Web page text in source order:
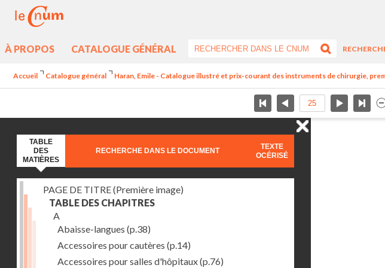
À PROPOS CATALOGUE GÉNÉRAL
Accueil Catalogue général Haran, Emile - Catalogue illustré et prix-courant des instruments de chirurgie,
TABLE
DES
MATIÈRES
RECHERCHE DANS LE DOCUMENT
TEXTE
OCÉRISÉ
PAGE DE TITRE (Première image)
TABLE DES CHAPITRES
A
Abaisse-langues (p.38)
Accessoires pour cautères (p.14)
Accessoires pour salles d'hôpitaux(p.76)